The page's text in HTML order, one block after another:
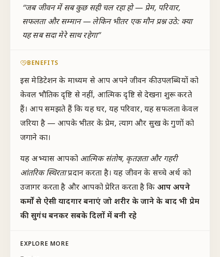
“जब जीवन में सब कुछ सही चल रहा हो — प्रेम, परिवार,
सफलता और सम्मान — लेकिन भीतर एक मौन प्रश्न उठे: क्या
यह सब सदा मेरे साथ रहेगा”
BENEFITS
इस मेडिटेशन के माध्यम से आप अपने जीवन की उपलब्धियों को
केवल भौतिक दृष्टि से नहीं, आत्मिक दृष्टि से देखना शुरू करते
हैं। आप समझते हैं कि यह घर, यह परिवार, यह सफलता केवल
जरिया है — आपके भीतर के प्रेम, त्याग और सुख के गुणों को
जगाने का।
यह अभ्यास आपकोआत्मिक संतोष, कृतज्ञता और गहरी
आंतरिक स्थिरताप्रदान करता है। यह जीवन के सच्चे अर्थ को
उजागर करता है और आपको प्रेरित करता है कि आप अपने
कर्मों से ऐसी यादगार बनाएं जो शरीर के जाने के बाद भी प्रेम
की सुगंध बनकर सबके दिलों में बनी रहे
EXPLORE MORE